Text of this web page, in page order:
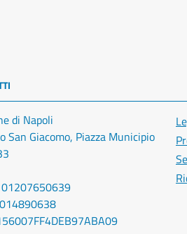
di Napoli
San Giacomo, Piazza Municipio
01207650639